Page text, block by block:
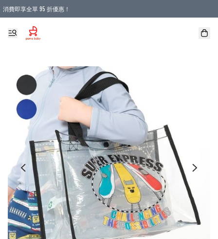
消費即享全單 95 折優惠！
購物滿 HKD 900.00即享免運費優惠！（適用於 本地送貨、本地取貨 )